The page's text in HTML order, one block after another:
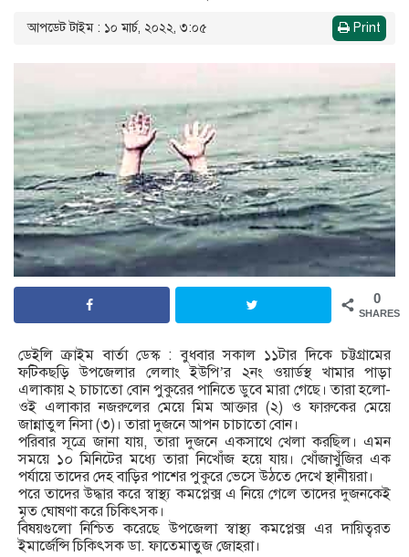
আপডেট টাইম : ১০ মার্চ, ২০২২, ৩:০৫ Print
0
SHARES
ডেইলি ক্রাইম বার্তা ডেস্ক : বুধবার সকাল ১১টার দিকে চট্টগ্রামের
ফটিকছড়ি উপজেলার লেলাং ইউপি’র ২নং ওয়ার্ডস্থ খামার পাড়া
এলাকায় ২ চাচাতো বোন পুকুরের পানিতে ডুবে মারা গেছে। তারা হলো-
ওই এলাকার নজরুলের মেয়ে মিম আক্তার (২) ও ফারুকের মেয়ে
জান্নাতুল নিসা (৩)। তারা দুজনে আপন চাচাতো বোন।
পরিবার সূত্রে জানা যায়, তারা দুজনে একসাথে খেলা করছিল। এমন
সময়ে ১০ মিনিটের মধ্যে তারা নিখোঁজ হয়ে যায়। খোঁজাখুঁজির এক
পর্যায়ে তাদের দেহ বাড়ির পাশের পুকুরে ভেসে উঠতে দেখে স্থানীয়রা।
পরে তাদের উদ্ধার করে স্বাস্থ্য কমপ্লেক্স এ নিয়ে গেলে তাদের দুজনকেই
মৃত ঘোষণা করে চিকিৎসক।
বিষয়গুলো নিশ্চিত করেছে উপজেলা স্বাস্থ্য কমপ্লেক্স এর দায়িত্বরত
ইমার্জেন্সি চিকিৎসক ডা. ফাতেমাতুজ জোহরা।